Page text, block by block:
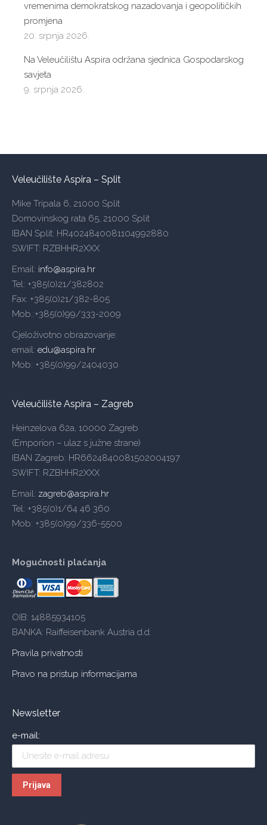
vremenima demokratskog nazadovanja i geopolitičkih
promjena
20. srpnja 2026.
Na Veleučilištu Aspira održana sjednica Gospodarskog
savjeta
9. srpnja 2026.
Veleučilište Aspira – Split
Mike Tripala 6, 21000 Split
Domovinskog rata 65, 21000 Split
IBAN Split: HR4024840081104992880
SWIFT: RZBHHR2XXX
Email: info@aspira.hr
Tel: +385(0)21/382802
Fax: +385(0)21/382-805
Mob.:+385(0)99/333-2009
Cjeloživotno obrazovanje:
email: edu@aspira.hr
Mob: +385(0)99/2404030
Veleučilište Aspira – Zagreb
Heinzelova 62a, 10000 Zagreb
(Emporion – ulaz s južne strane)
IBAN Zagreb: HR6624840081502004197
SWIFT: RZBHHR2XXX
Email: zagreb@aspira.hr
Tel: +385(0)1/64 46 360
Mob: +385(0)99/336-5500
Mogućnosti plaćanja
OIB: 14885934105
BANKA: Raiffeisenbank Austria d.d.
Pravila privatnosti
Pravo na pristup informacijama
Newsletter
e-mail: